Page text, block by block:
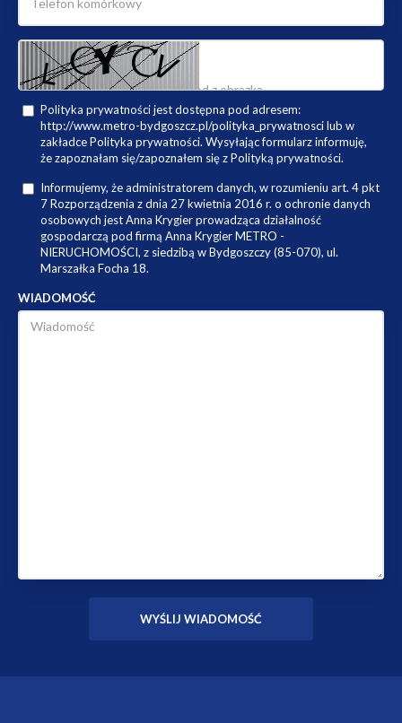
Polityka prywatności jest dostępna pod adresem:
http://www.metro-bydgoszcz.pl/polityka_prywatnosci lub w
zakładce Polityka prywatności. Wysyłając formularz informuję,
że zapoznałam się/zapoznałem się z Polityką prywatności.
Informujemy, że administratorem danych, w rozumieniu art. 4 pkt
7 Rozporządzenia z dnia 27 kwietnia 2016 r. o ochronie danych
osobowych jest Anna Krygier prowadząca działalność
gospodarczą pod firmą Anna Krygier METRO -
NIERUCHOMOŚCI, z siedzibą w Bydgoszczy (85-070), ul.
Marszałka Focha 18.
WIADOMOŚĆ